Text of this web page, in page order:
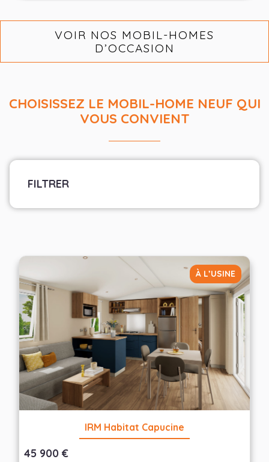
VOIR NOS MOBIL-HOMES
D’OCCASION
CHOISISSEZ LE MOBIL-HOME NEUF QUI
VOUS CONVIENT
FILTRER
Largeur
Nombre de chambres
— Choisir —
Appliquer les filtres
À L’USINE
IRM Habitat Capucine
45 900 €